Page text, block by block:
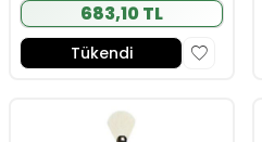
683,10 TL
Tükendi